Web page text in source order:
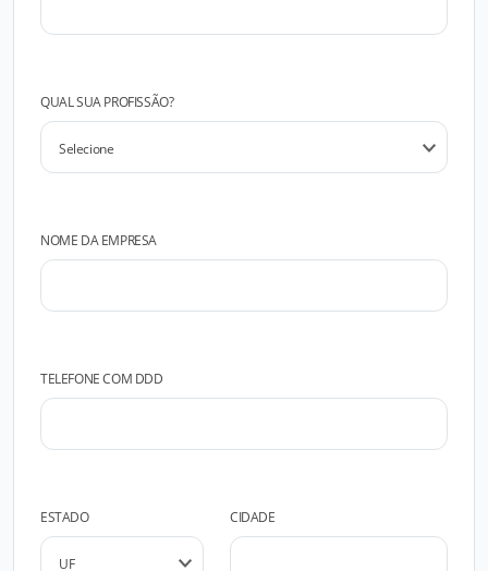
QUAL SUA PROFISSÃO?
NOME DA EMPRESA
TELEFONE COM DDD
ESTADO CIDADE